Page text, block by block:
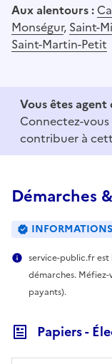
Aux alentours :
Monségur, Saint-
Saint-Martin-Petit
Vous êtes
Connectez-vous
contribuer à
Démarches
service-public.fr
démarches.
payants).
Papiers -